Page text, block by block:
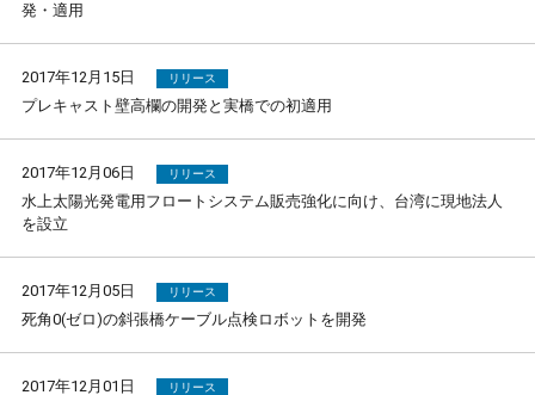
発・適用
2017年12月15日 リリース
プレキャスト壁高欄の開発と実橋での初適用
2017年12月06日 リリース
水上太陽光発電用フロートシステム販売強化に向け、台湾に現地法人
を設立
2017年12月05日 リリース
死角0(ゼロ)の斜張橋ケーブル点検ロボットを開発
2017年12月01日 リリース